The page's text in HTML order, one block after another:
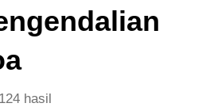
hasil